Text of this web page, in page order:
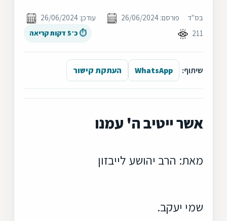
בס"ד פורסם: 26/06/2024
עודכן: 26/06/2024
211
⏱ כ־5 דקות קריאה
שיתוף: WhatsApp העתקת קישור
אשר ייטיב ה' עמנו
מאת: הרב יהושע לייבזון
שמי יעקב.